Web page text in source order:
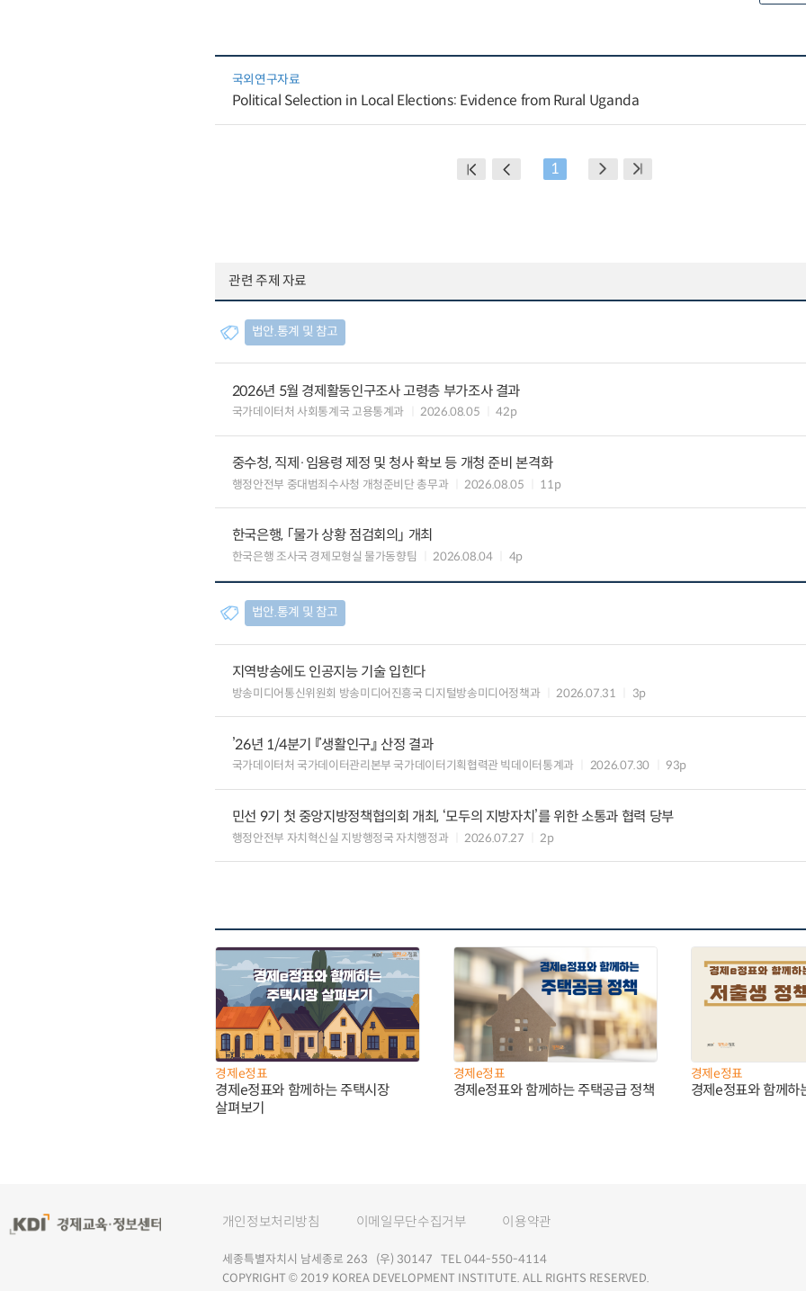
국외연구자료
Political Selection in Local Elections: Evidence from Rural Uganda
1
관련 주제 자료
법안.통계 및 참고
2026년 5월 경제활동인구조사 고령층 부가조사 결과
국가데이터처 사회통계국 고용통계과 2026.08.05 42p
중수청, 직제·임용령 제정 및 청사 확보 등 개청 준비 본격화
행정안전부 중대범죄수사청 개청준비단 총무과 2026.08.05 11p
한국은행, 「물가 상황 점검회의」 개최
한국은행 조사국 경제모형실 물가동향팀 2026.08.04 4p
법안.통계 및 참고
지역방송에도 인공지능 기술 입힌다
방송미디어통신위원회 방송미디어진흥국 디지털방송미디어정책과 2026.07.31 3p
’26년 1/4분기 『생활인구』 산정 결과
국가데이터처 국가데이터관리본부 국가데이터기획협력관 빅데이터통계과 2026.07.30 93p
민선 9기 첫 중앙지방정책협의회 개최, ‘모두의 지방자치’를 위한 소통과 협력 당부
행정안전부 자치혁신실 지방행정국 자치행정과 2026.07.27 2p
경제e정표
경제e정표와 함께하는 주택시장
살펴보기
경제e정표
경제e정표와 함께하는 주택공급 정책
경제e정표
경제e정표와 함께하
개인정보처리방침 이메일무단수집거부 이용약관
세종특별자치시 남세종로 263 (우) 30147 TEL 044-550-4114
COPYRIGHT © 2019 KOREA DEVELOPMENT INSTITUTE. ALL RIGHTS RESERVED.